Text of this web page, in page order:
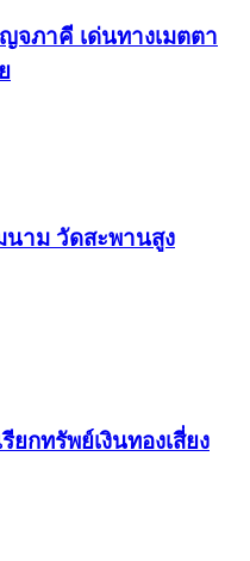
จ​ภาคี​ เด่นทางเมตตา​
าม​ วัดสะพานสูง​
ก​ทรัพย์เงินทอง​เสี่ยง